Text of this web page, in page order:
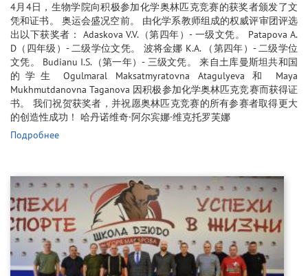
4月4日，生物学院向积极参加化学奥林匹克竞赛的获奖者颁发了文
凭和证书。 奥运会盛况空前。 由化学系教师组成的权威评审团评选
出以下获奖者： Adaskova V.V.（第四年）- 一级文凭。 Patapova A.
D（四年级）- 二级学位文凭。 波将金娜 K.A. （第四年）- 二级学位
文凭。 Budianu I.S.（第一年）- 三级文凭。 来自土库曼斯坦共和国
的学生 Ogulmaral Maksatmyratovna Atagulyeva 和 Maya
Mukhmutdanovna Taganova 因积极参加化学奥林匹克竞赛而获得证
书。 我们祝贺获奖者，并祝愿奥林匹克竞赛的所有参赛者取得更大
的创造性成功！ 哈丹诺维奇·阿尔宾娜·维克托罗芙娜
Подробнее